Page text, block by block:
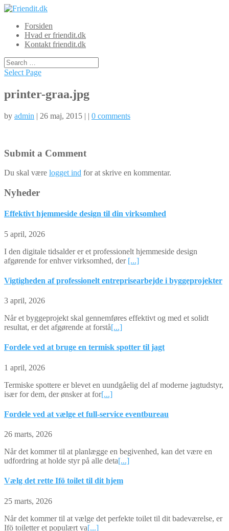
Forsiden
Hvad er friendit.dk
Kontakt friendit.dk
Select Page
printer-graa.jpg
by admin | 26 maj, 2015 | | 0 comments
Submit a Comment
Du skal være logget ind for at skrive en kommentar.
Nyheder
Effektivt hjemmeside design til din virksomhed
5 april, 2026
I den digitale tidsalder er et professionelt hjemmeside design
afgørende for enhver virksomhed, der [...]
Vigtigheden af professionelt entreprisearbejde i byggeprojekter
3 april, 2026
Når et byggeprojekt skal gennemføres effektivt og med et solidt
resultat, er det afgørende at forstå[...]
Fordele ved at bruge en termisk spotter til jagt
1 april, 2026
Termiske spottere er blevet en uundgåelig del af moderne jagtudstyr,
især for dem, der ønsker at for[...]
Fordele ved at vælge et full-service eventbureau
26 marts, 2026
Når det kommer til at planlægge en begivenhed, kan det være en
udfordring at holde styr på alle deta[...]
Vælg det rette Ifö toilet til dit hjem
25 marts, 2026
Når det kommer til at vælge det perfekte toilet til dit badeværelse, er
Ifö toiletter et populært va[...]